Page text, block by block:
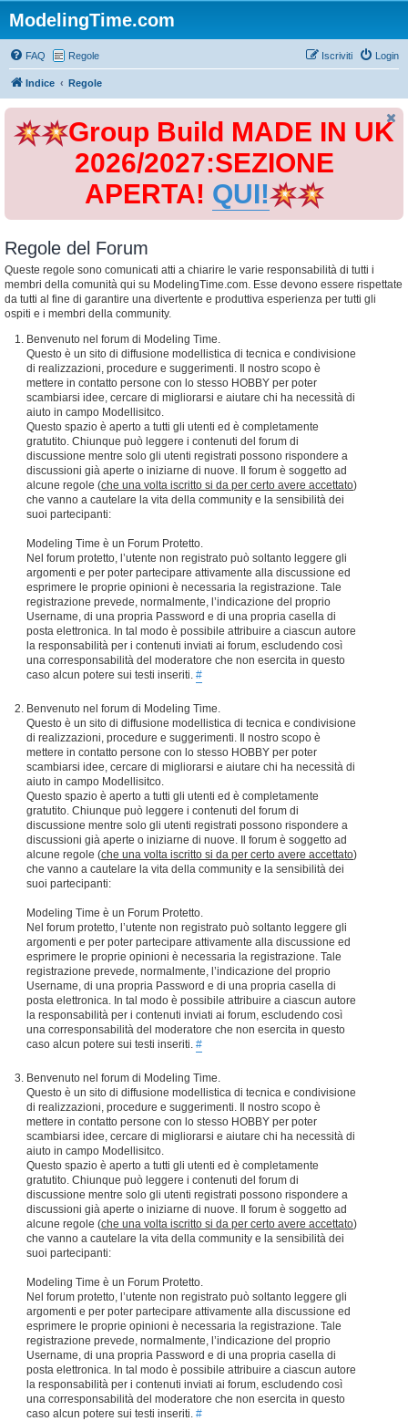
ModelingTime.com
FAQ Regole Login
Iscriviti
Indice Regole
Group Build MADE IN UK
2026/2027:SEZIONE
APERTA! QUI!
Regole del Forum
Queste regole sono comunicati atti a chiarire le varie responsabilità di tutti i
membri della comunità qui su ModelingTime.com. Esse devono essere rispettate
da tutti al fine di garantire una divertente e produttiva esperienza per tutti gli
ospiti e i membri della community.
Benvenuto nel forum di Modeling Time.
Questo è un sito di diffusione modellistica di tecnica e condivisione
di realizzazioni, procedure e suggerimenti. Il nostro scopo è
mettere in contatto persone con lo stesso HOBBY per poter
scambiarsi idee, cercare di migliorarsi e aiutare chi ha necessità di
aiuto in campo Modellisitco.
Questo spazio è aperto a tutti gli utenti ed è completamente
gratutito. Chiunque può leggere i contenuti del forum di
discussione mentre solo gli utenti registrati possono rispondere a
discussioni già aperte o iniziarne di nuove. Il forum è soggetto ad
alcune regole (che una volta iscritto si da per certo avere accettato)
che vanno a cautelare la vita della community e la sensibilità dei
suoi partecipanti:
Modeling Time è un Forum Protetto.
Nel forum protetto, l’utente non registrato può soltanto leggere gli
argomenti e per poter partecipare attivamente alla discussione ed
esprimere le proprie opinioni è necessaria la registrazione. Tale
registrazione prevede, normalmente, l’indicazione del proprio
Username, di una propria Password e di una propria casella di
posta elettronica. In tal modo è possibile attribuire a ciascun autore
la responsabilità per i contenuti inviati ai forum, escludendo così
una corresponsabilità del moderatore che non esercita in questo
caso alcun potere sui testi inseriti. #
Benvenuto nel forum di Modeling Time.
Questo è un sito di diffusione modellistica di tecnica e condivisione
di realizzazioni, procedure e suggerimenti. Il nostro scopo è
mettere in contatto persone con lo stesso HOBBY per poter
scambiarsi idee, cercare di migliorarsi e aiutare chi ha necessità di
aiuto in campo Modellisitco.
Questo spazio è aperto a tutti gli utenti ed è completamente
gratutito. Chiunque può leggere i contenuti del forum di
discussione mentre solo gli utenti registrati possono rispondere a
discussioni già aperte o iniziarne di nuove. Il forum è soggetto ad
alcune regole (che una volta iscritto si da per certo avere accettato)
che vanno a cautelare la vita della community e la sensibilità dei
suoi partecipanti:
Modeling Time è un Forum Protetto.
Nel forum protetto, l’utente non registrato può soltanto leggere gli
argomenti e per poter partecipare attivamente alla discussione ed
esprimere le proprie opinioni è necessaria la registrazione. Tale
registrazione prevede, normalmente, l’indicazione del proprio
Username, di una propria Password e di una propria casella di
posta elettronica. In tal modo è possibile attribuire a ciascun autore
la responsabilità per i contenuti inviati ai forum, escludendo così
una corresponsabilità del moderatore che non esercita in questo
caso alcun potere sui testi inseriti. #
Benvenuto nel forum di Modeling Time.
Questo è un sito di diffusione modellistica di tecnica e condivisione
di realizzazioni, procedure e suggerimenti. Il nostro scopo è
mettere in contatto persone con lo stesso HOBBY per poter
scambiarsi idee, cercare di migliorarsi e aiutare chi ha necessità di
aiuto in campo Modellisitco.
Questo spazio è aperto a tutti gli utenti ed è completamente
gratutito. Chiunque può leggere i contenuti del forum di
discussione mentre solo gli utenti registrati possono rispondere a
discussioni già aperte o iniziarne di nuove. Il forum è soggetto ad
alcune regole (che una volta iscritto si da per certo avere accettato)
che vanno a cautelare la vita della community e la sensibilità dei
suoi partecipanti:
Modeling Time è un Forum Protetto.
Nel forum protetto, l’utente non registrato può soltanto leggere gli
argomenti e per poter partecipare attivamente alla discussione ed
esprimere le proprie opinioni è necessaria la registrazione. Tale
registrazione prevede, normalmente, l’indicazione del proprio
Username, di una propria Password e di una propria casella di
posta elettronica. In tal modo è possibile attribuire a ciascun autore
la responsabilità per i contenuti inviati ai forum, escludendo così
una corresponsabilità del moderatore che non esercita in questo
caso alcun potere sui testi inseriti. #